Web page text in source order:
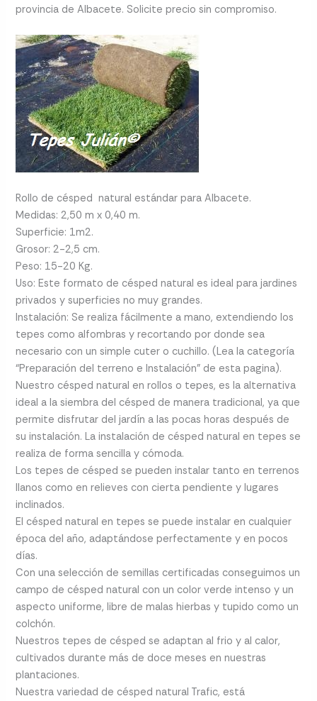
provincia de Albacete. Solicite precio sin compromiso.
Rollo de césped natural estándar para Albacete.
Medidas: 2,50 m x 0,40 m.
Superficie: 1m2.
Grosor: 2-2,5 cm.
Peso: 15-20 Kg.
Uso: Este formato de césped natural es ideal para jardines
privados y superficies no muy grandes.
Instalación: Se realiza fácilmente a mano, extendiendo los
tepes como alfombras y recortando por donde sea
necesario con un simple cuter o cuchillo. (Lea la categoría
“Preparación del terreno e Instalación” de esta pagina).
Nuestro césped natural en rollos o tepes, es la alternativa
ideal a la siembra del césped de manera tradicional, ya que
permite disfrutar del jardín a las pocas horas después de
su instalación. La instalación de césped natural en tepes se
realiza de forma sencilla y cómoda.
Los tepes de césped se pueden instalar tanto en terrenos
llanos como en relieves con cierta pendiente y lugares
inclinados.
El césped natural en tepes se puede instalar en cualquier
época del año, adaptándose perfectamente y en pocos
días.
Con una selección de semillas certificadas conseguimos un
campo de césped natural con un color verde intenso y un
aspecto uniforme, libre de malas hierbas y tupido como un
colchón.
Nuestros tepes de césped se adaptan al frio y al calor,
cultivados durante más de doce meses en nuestras
plantaciones.
Nuestra variedad de césped natural Trafic, está